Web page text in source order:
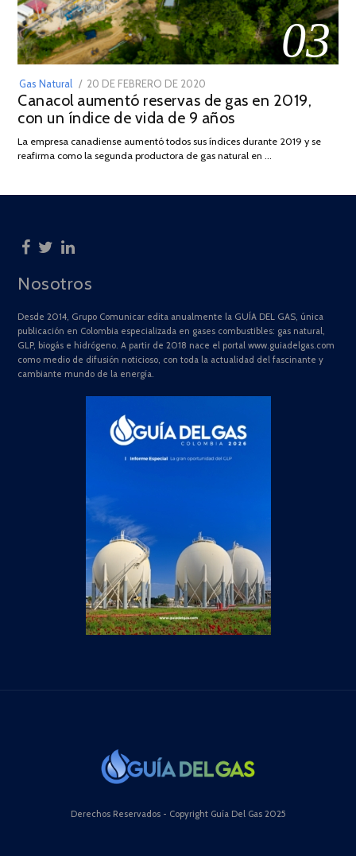
03
Gas Natural
POSTED
ON
20 DE FEBRERO DE 2020
DE
JULIO
2025
Canacol aumentó reservas de gas en 2019,
con un índice de vida de 9 años
La empresa canadiense aumentó todos sus índices durante 2019 y se
reafirma como la segunda productora de gas natural en …
Nosotros
Desde 2014, Grupo Comunicar edita anualmente la GUÍA DEL GAS, única
publicación en Colombia especializada en gases combustibles: gas natural,
GLP, biogás e hidrógeno. A partir de 2018 nace el portal www.guiadelgas.com
como medio de difusión noticioso, con toda la actualidad del fascinante y
cambiante mundo de la energía.
Derechos Reservados - Copyright Guía Del Gas 2025